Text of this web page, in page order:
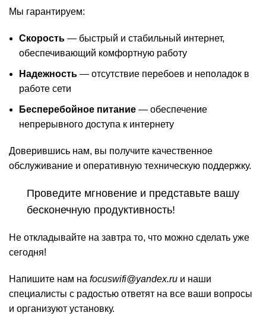
Мы гарантируем:
Скорость — быстрый и стабильный интернет,
обеспечивающий комфортную работу
Надежность — отсутствие перебоев и неполадок в
работе сети
Бесперебойное питание — обеспечение
непрерывного доступа к интернету
Доверившись нам, вы получите качественное
обслуживание и оперативную техническую поддержку.
Проведите мгновение и представьте вашу
бесконечную продуктивность!
Не откладывайте на завтра то, что можно сделать уже
сегодня!
Напишите нам на focuswifi@yandex.ru и наши
специалисты с радостью ответят на все ваши вопросы
и организуют установку.